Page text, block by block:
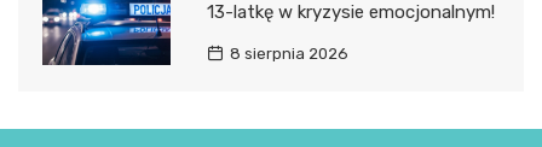
13-latkę w kryzysie emocjonalnym!
8 sierpnia 2026